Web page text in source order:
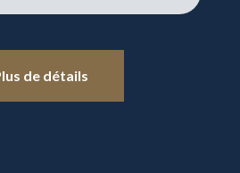
de détails